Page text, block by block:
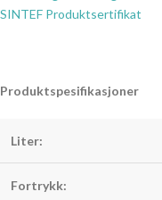
SINTEF Produktsertifikat
Produktspesifikasjoner
Liter:
Fortrykk: